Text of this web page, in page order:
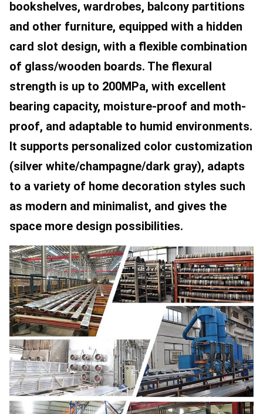
bookshelves, wardrobes, balcony partitions
and other furniture, equipped with a hidden
card slot design, with a flexible combination
of glass/wooden boards. The flexural
strength is up to 200MPa, with excellent
bearing capacity, moisture-proof and moth-
proof, and adaptable to humid environments.
It supports personalized color customization
(silver white/champagne/dark gray), adapts
to a variety of home decoration styles such
as modern and minimalist, and gives the
space more design possibilities.